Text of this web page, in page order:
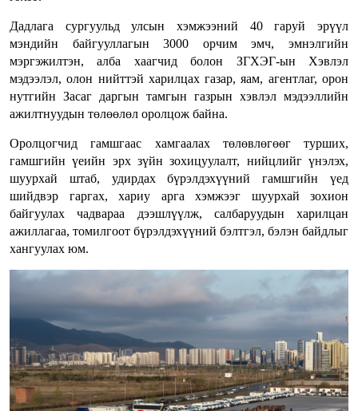
Дадлага сургуульд улсын хэмжээний 40 гаруй эрүүл
мэндийн байгууллагын 3000 орчим эмч, эмнэлгийн
мэргэжилтэн, алба хаагчид болон ЗГХЭГ-ын Хэвлэл
мэдээлэл, олон нийттэй харилцах газар, яам, агентлаг, орон
нутгийн Засаг даргын тамгын газрын хэвлэл мэдээллийн
ажилтнуудын төлөөлөл оролцож байна.
Оролцогчид гамшгаас хамгаалах төлөвлөгөөг турших,
гамшгийн үеийн эрх зүйн зохицуулалт, нийцлийг үнэлэх,
шуурхай штаб, удирдах бүрэлдэхүүний гамшгийн үед
шийдвэр гаргах, хариу арга хэмжээг шуурхай зохион
байгуулах чадвараа дээшлүүлж, салбаруудын харилцан
ажиллагаа, томилгоот бүрэлдэхүүний бэлтгэл, бэлэн байдлыг
хангуулах юм.